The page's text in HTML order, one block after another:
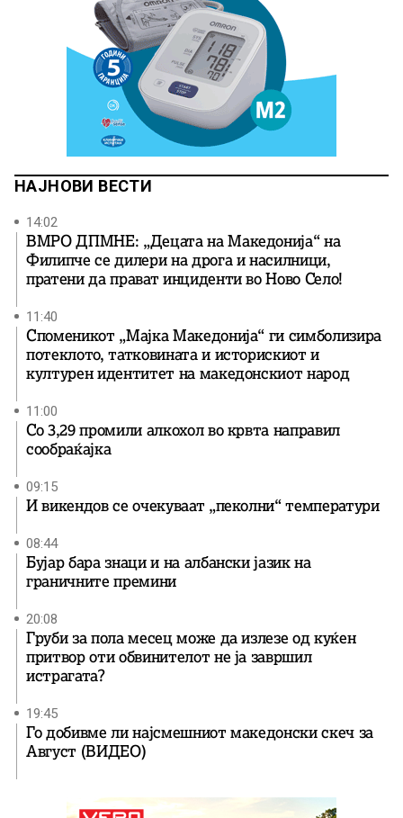
НАЈНОВИ ВЕСТИ
14:02
ВМРО ДПМНЕ: „Децата на Македонија“ на
Филипче се дилери на дрога и насилници,
пратени да прават инциденти во Ново Село!
11:40
Споменикот „Мајка Македонија“ ги симболизира
потеклото, татковината и историскиот и
културен идентитет на македонскиот народ
11:00
Со 3,29 промили алкохол во крвта направил
сообраќајка
09:15
И викендов се очекуваат „пеколни“ температури
08:44
Бујар бара знаци и на албански јазик на
граничните премини
20:08
Груби за пола месец може да излезе од куќен
притвор оти обвинителот не ја завршил
истрагата?
19:45
Го добивме ли најсмешниот македонски скеч за
Август (ВИДЕО)